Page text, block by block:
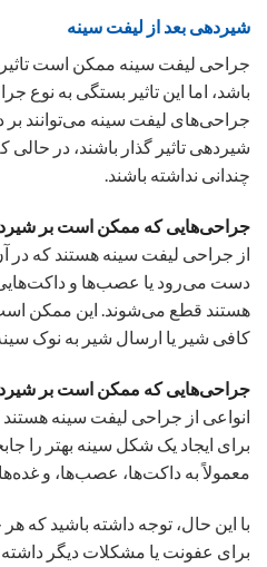
شیردهی بعد از لیفت سینه
جراحی لیفت سینه ممکن است
باشد، اما این تاثیر بستگی به نوع
جراحی‌های لیفت سینه می‌توانند بر
شیردهی تاثیر گذار باشند، در
چندانی نداشته باشند.
جراحی‌هایی که ممکن است بر
از جراحی لیفت سینه هستند که در
دست می‌رود یا عصب‌ها و
هستند قطع می‌شوند. این ممکن است
کافی شیر یا ارسال شیر به نوک سینه
جراحی‌هایی که ممکن است بر
انواعی از جراحی لیفت سینه
برای ایجاد یک شکل سینه بهتر را
معمولاً به داکت‌ها، عصب‌ها، و
با این حال، توجه داشته باشید
برای عفونت یا مشکلات دیگر